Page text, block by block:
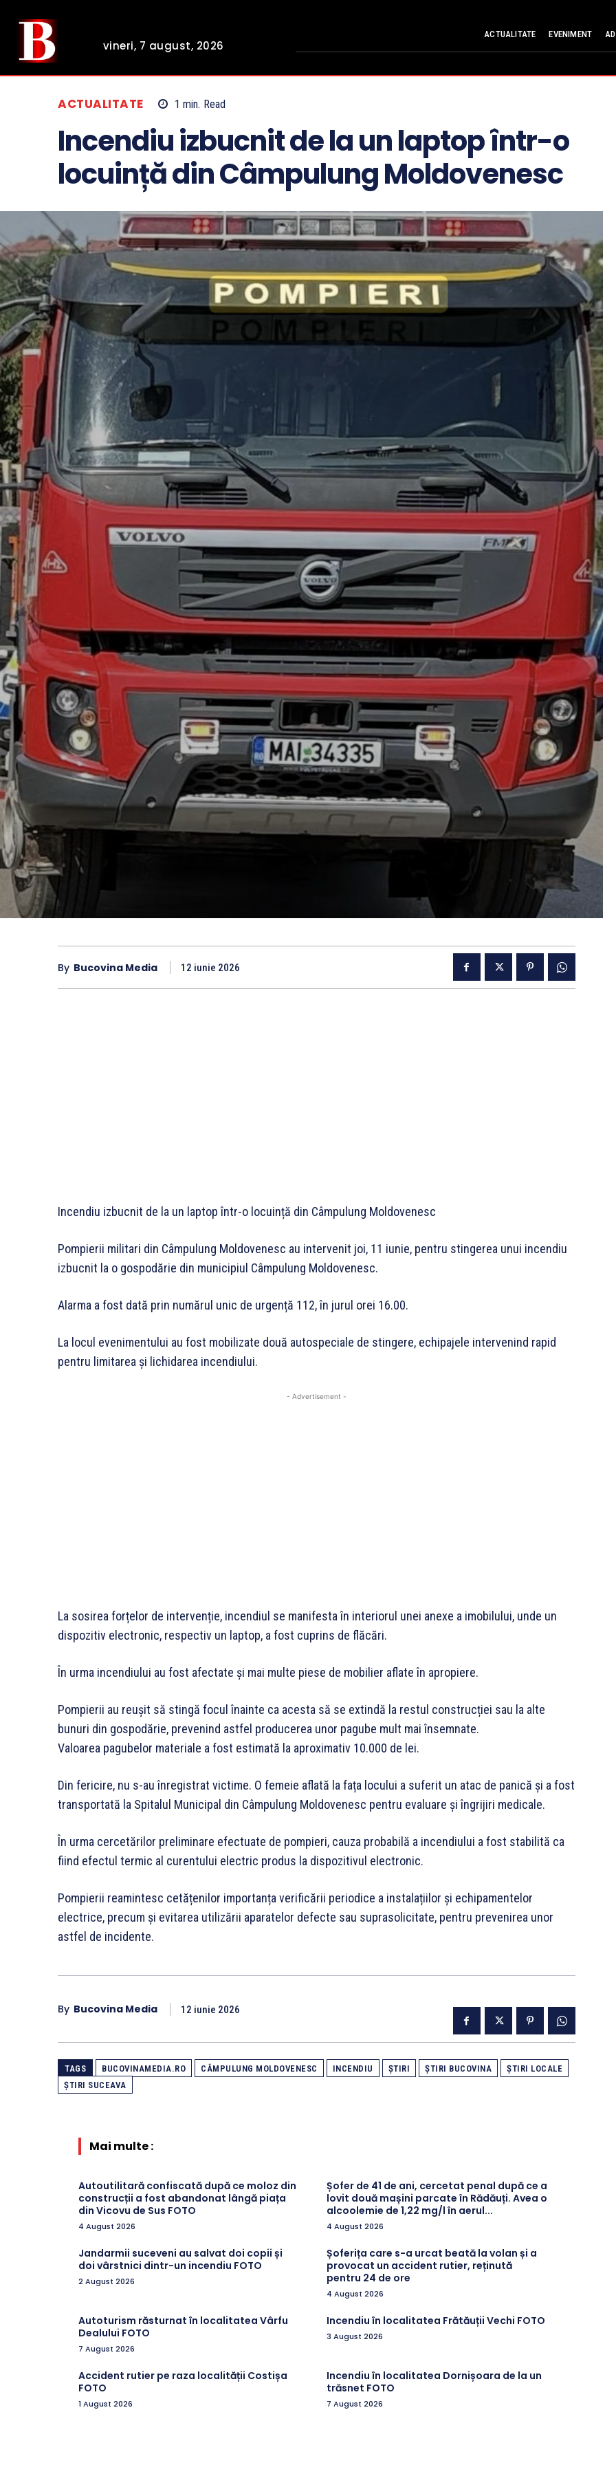
vineri, 7 august, 2026
ACTUALITATE EVENIMENT
ACTUALITATE 1 min. Read
Incendiu izbucnit de la un laptop într-o
locuință din Câmpulung Moldovenesc
By Bucovina Media 12 iunie 2026
Incendiu izbucnit de la un laptop într-o locuință din Câmpulung Moldovenesc
Pompierii militari din Câmpulung Moldovenesc au intervenit joi, 11 iunie, pentru stingerea unui incendiu
izbucnit la o gospodărie din municipiul Câmpulung Moldovenesc.
Alarma a fost dată prin numărul unic de urgență 112, în jurul orei 16.00.
La locul evenimentului au fost mobilizate două autospeciale de stingere, echipajele intervenind rapid
pentru limitarea și lichidarea incendiului.
- Advertisement -
La sosirea forțelor de intervenție, incendiul se manifesta în interiorul unei anexe a imobilului, unde un
dispozitiv electronic, respectiv un laptop, a fost cuprins de flăcări.
În urma incendiului au fost afectate și mai multe piese de mobilier aflate în apropiere.
Pompierii au reușit să stingă focul înainte ca acesta să se extindă la restul construcției sau la alte
bunuri din gospodărie, prevenind astfel producerea unor pagube mult mai însemnate.
Valoarea pagubelor materiale a fost estimată la aproximativ 10.000 de lei.
Din fericire, nu s-au înregistrat victime. O femeie aflată la fața locului a suferit un atac de panică și a fost
transportată la Spitalul Municipal din Câmpulung Moldovenesc pentru evaluare și îngrijiri medicale.
În urma cercetărilor preliminare efectuate de pompieri, cauza probabilă a incendiului a fost stabilită ca
fiind efectul termic al curentului electric produs la dispozitivul electronic.
Pompierii reamintesc cetățenilor importanța verificării periodice a instalațiilor și echipamentelor
electrice, precum și evitarea utilizării aparatelor defecte sau suprasolicitate, pentru prevenirea unor
astfel de incidente.
By Bucovina Media 12 iunie 2026
TAGS BUCOVINAMEDIA.RO CÂMPULUNG MOLDOVENESC INCENDIU ȘTIRI ȘTIRI BUCOVINA
ȘTIRI LOCALE
ȘTIRI SUCEAVA
Mai multe :
Autoutilitară confiscată după ce moloz din
construcții a fost abandonat lângă piața
din Vicovu de Sus FOTO
4 August 2026
Șofer de 41 de ani, cercetat penal după ce a
lovit două mașini parcate în Rădăuți. Avea o
alcoolemie de 1,22 mg/l în aerul...
4 August 2026
Jandarmii suceveni au salvat doi copii și
doi vârstnici dintr-un incendiu FOTO
2 August 2026
Șoferița care s-a urcat beată la volan și a
provocat un accident rutier, reținută
pentru 24 de ore
4 August 2026
Autoturism răsturnat în localitatea Vârfu
Dealului FOTO
7 August 2026
Incendiu în localitatea Frătăuții Vechi FOTO
3 August 2026
Accident rutier pe raza localității Costișa
FOTO
1 August 2026
Incendiu în localitatea Dornișoara de la un
trăsnet FOTO
7 August 2026